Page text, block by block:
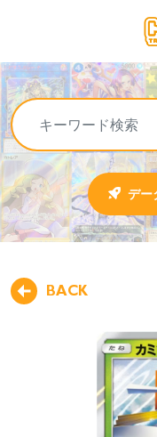
デー
BACK